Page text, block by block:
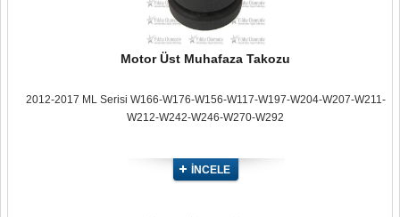
Motor Üst Muhafaza Takozu
2012-2017 ML Serisi W166-W176-W156-W117-W197-W204-W207-W211-
W212-W242-W246-W270-W292
İNCELE